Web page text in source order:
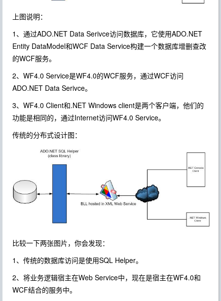
上图说明：
1、通过ADO.NET Data Serivce访问数据库，它使用ADO.NET
Entity DataModel和WCF Data Service构建一个数据库增删查改
的WCF服务。
2、WF4.0 Service是WF4.0的WCF服务，通过WCF访问
ADO.NET Data Serivce。
3、WF4.0 Client和.NET Windows client是两个客户端，他们的
功能是相同的，通过Internet访问WF4.0 Service。
传统的分布式设计图：
比较一下两张图片，你会发现：
1、传统的数据库访问是使用SQL Helper。
2、将业务逻辑宿主在Web Service中，现在是宿主在WF4.0和
WCF结合的服务中。